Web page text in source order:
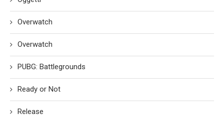
Overwatch
Overwatch
PUBG: Battlegrounds
Ready or Not
Release